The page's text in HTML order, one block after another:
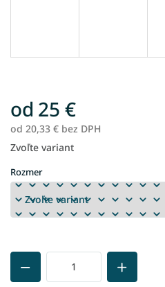
od 25 €
od 20,33 € bez DPH
Jednotková
Zvoľte variant
Rozmer